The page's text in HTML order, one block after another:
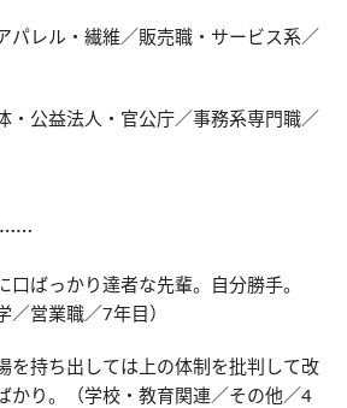
パレル・繊維／販売職・サービス系／
・公益法人・官公庁／事務系専門職／
……
口ばっかり達者な先輩。自分勝手。
／営業職／7年目）
を持ち出しては上の体制を批判して改
かり。（学校・教育関連／その他／4